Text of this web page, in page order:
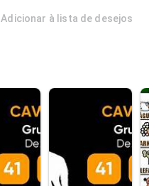
Adicionar à lista de desejos